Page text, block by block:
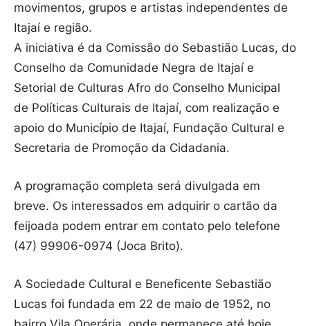
movimentos, grupos e artistas independentes de
Itajaí e região.
A iniciativa é da Comissão do Sebastião Lucas, do
Conselho da Comunidade Negra de Itajaí e
Setorial de Culturas Afro do Conselho Municipal
de Políticas Culturais de Itajaí, com realização e
apoio do Município de Itajaí, Fundação Cultural e
Secretaria de Promoção da Cidadania.
A programação completa será divulgada em
breve. Os interessados em adquirir o cartão da
feijoada podem entrar em contato pelo telefone
(47) 99906-0974 (Joca Brito).
A Sociedade Cultural e Beneficente Sebastião
Lucas foi fundada em 22 de maio de 1952, no